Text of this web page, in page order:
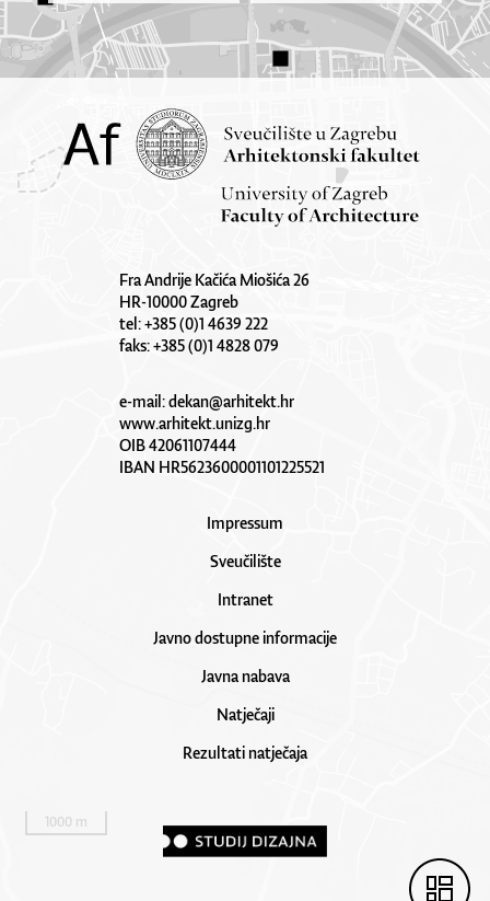
Fra Andrije Kačića Miošića 26
HR-10000 Zagreb
tel: +385 (0)1 4639 222
faks: +385 (0)1 4828 079
e-mail:dekan@arhitekt.hr
www.arhitekt.unizg.hr
OIB 42061107444
IBAN HR5623600001101225521
Impressum
Sveučilište
Intranet
Javno dostupne informacije
Javna nabava
Natječaji
Rezultati natječaja
1000 m